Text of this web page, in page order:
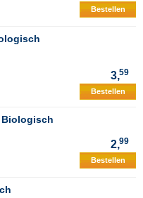
Bestellen
3,59
Bestellen
2,99
Bestellen